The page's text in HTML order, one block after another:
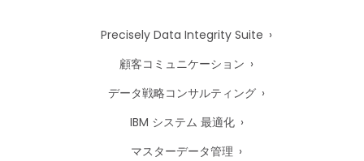
Precisely Data Integrity Suite
顧客コミュニケーション
データ戦略コンサルティング
IBM システム 最適化
マスターデータ管理